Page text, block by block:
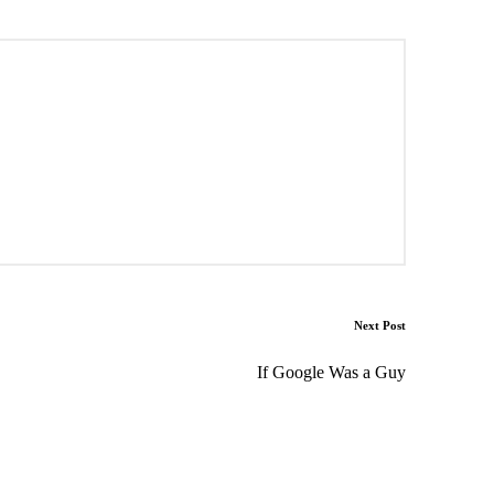
Next Post
If Google Was a Guy